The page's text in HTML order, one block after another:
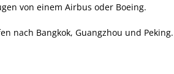
von einem Airbus oder Boeing.
nach Bangkok, Guangzhou und